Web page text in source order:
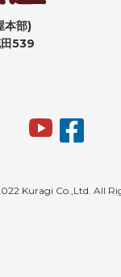
本部)
田539
Kuragi Co.,Ltd. All